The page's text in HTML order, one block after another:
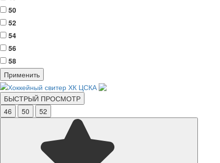
50
52
54
56
58
Применить
БЫСТРЫЙ ПРОСМОТР
46
50 52